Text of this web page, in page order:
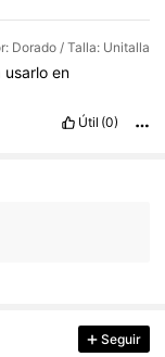
Dorado / Talla: Unitalla
usarloen
Útil (0)
Seguir